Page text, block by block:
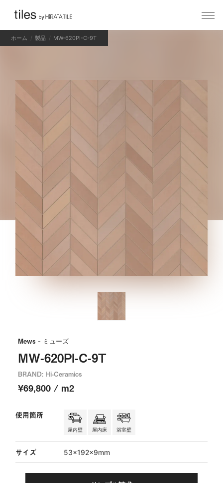
ホーム 製品 MW-620PI-C-9T
Mews - ミューズ
MW-620PI-C-9T
BRAND: Hi-Ceramics
¥69,800 / m2
使用箇所
屋内壁 屋内床 浴室壁
サイズ 53×192×9mm